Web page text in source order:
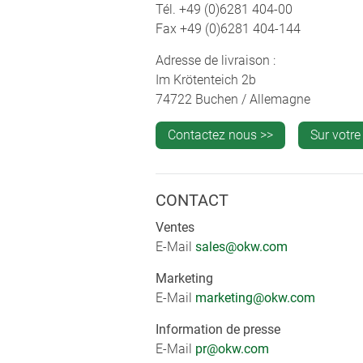
Tél. +49 (0)6281 404-00
Fax +49 (0)6281 404-144
Adresse de livraison :
Im Krötenteich 2b
74722 Buchen / Allemagne
Contactez nous >> Sur
CONTACT
Ventes
E-Mail sales@okw.com
Marketing
E-Mail marketing@okw.com
Information de presse
E-Mail pr@okw.com